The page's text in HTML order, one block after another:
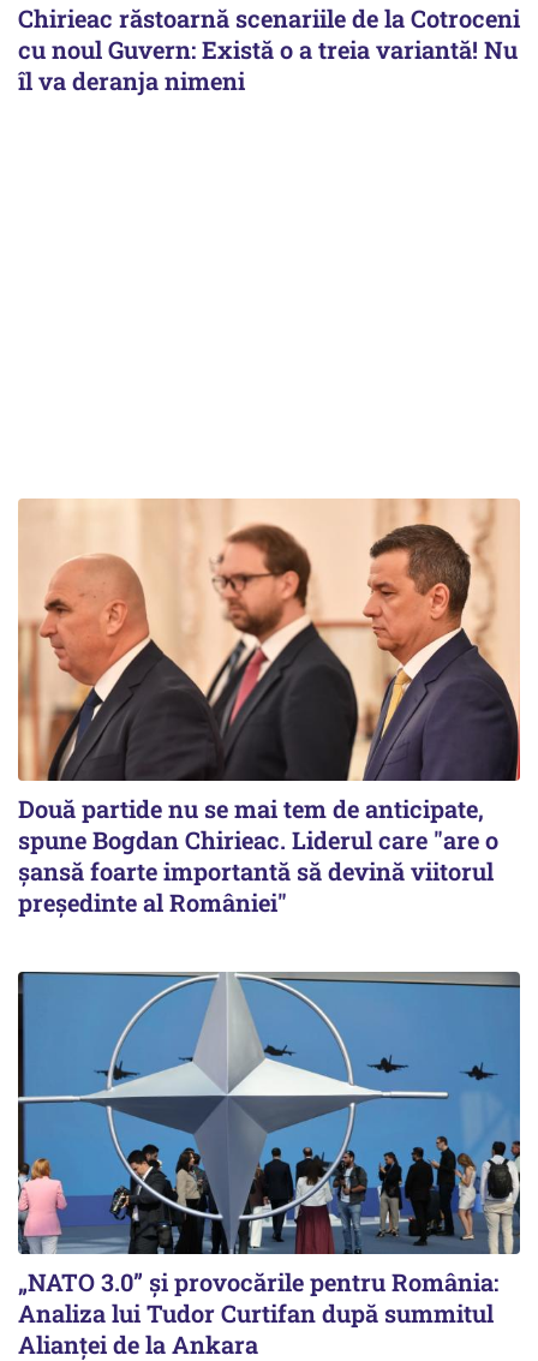
Chirieac răstoarnă scenariile de la Cotroceni
cu noul Guvern: Există o a treia variantă! Nu
îl va deranja nimeni
Două partide nu se mai tem de anticipate,
spune Bogdan Chirieac. Liderul care "are o
șansă foarte importantă să devină viitorul
președinte al României"
„NATO 3.0” și provocările pentru România:
Analiza lui Tudor Curtifan după summitul
Alianței de la Ankara